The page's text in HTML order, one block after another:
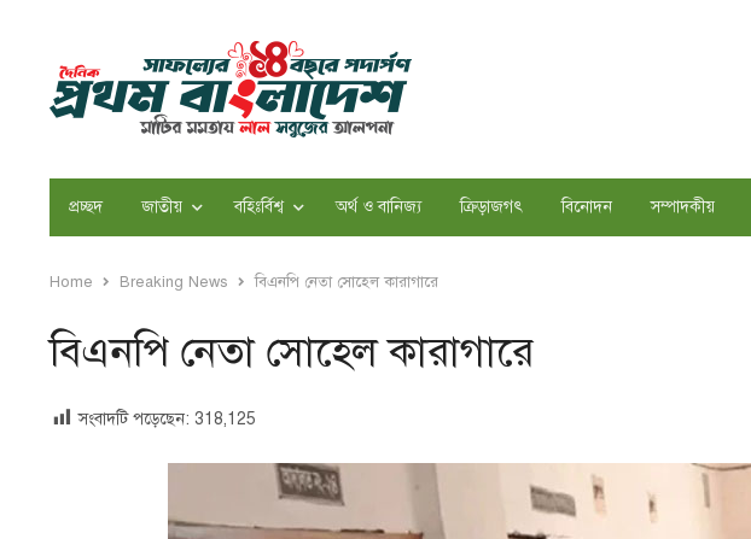
প্রচ্ছদ জাতীয় বহিঃর্বিশ্ব অর্থ ও বানিজ্য ক্রিড়াজগৎ বিনোদন সম্পাদকীয়
Home Breaking News বিএনপি নেতা সোহেল কারাগারে
বিএনপি নেতা সোহেল কারাগারে
সংবাদটি পড়েছেন: 318,125